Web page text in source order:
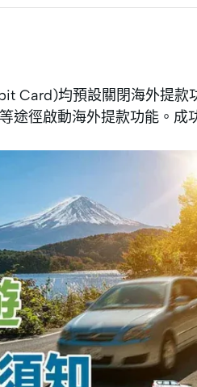
Card)均預設關閉海外提款
途徑啟動海外提款功能。成